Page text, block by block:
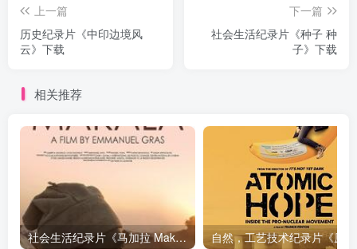
上一篇
历史纪录片《中印边境风
云》下载
下一篇
社会生活纪录片《种子 种
子》下载
相关推荐
社会生活纪录片《马加拉 Makala》下载